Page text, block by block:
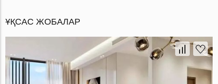
ҰҚСАС ЖОБАЛАР